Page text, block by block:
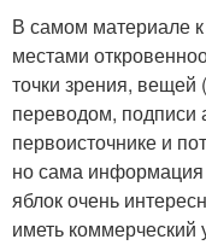
В самом материале
местами
точки зрения,
переводом, подписи
первоисточнике и
но сама информация
яблок очень
иметь коммерческий